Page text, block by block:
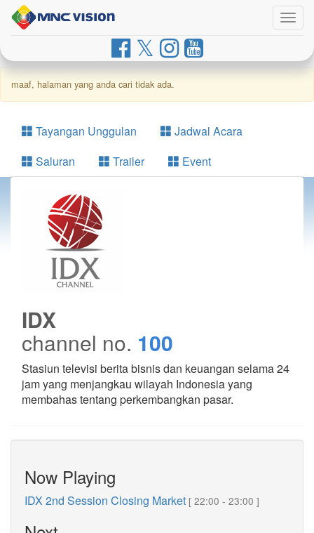
maaf, halaman yang anda cari tidak ada.
Tayangan Unggulan
Jadwal Acara
Saluran
Trailer Event
IDX
channel no. 100
Stasiun televisi berita bisnis dan keuangan selama 24
jam yang menjangkau wilayah Indonesia yang
membahas tentang perkembangkan pasar.
Now Playing
IDX 2nd Session Closing Market [ 22:00 - 23:00 ]